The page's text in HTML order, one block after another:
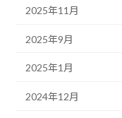
2025年11月
2025年9月
2025年1月
2024年12月